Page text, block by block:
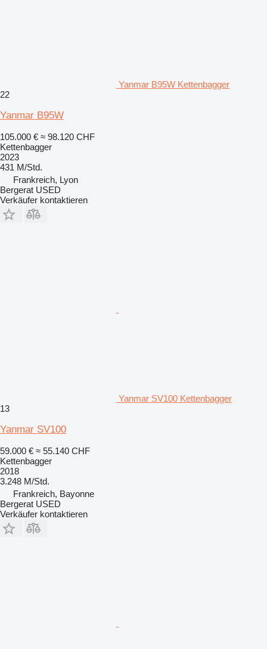
Yanmar B95W Kettenbagger
22
Yanmar B95W
105.000 € ≈ 98.120 CHF
Kettenbagger
2023
431 M/Std.
Frankreich, Lyon
Bergerat USED
Verkäufer kontaktieren
Yanmar SV100 Kettenbagger
13
Yanmar SV100
59.000 € ≈ 55.140 CHF
Kettenbagger
2018
3.248 M/Std.
Frankreich, Bayonne
Bergerat USED
Verkäufer kontaktieren